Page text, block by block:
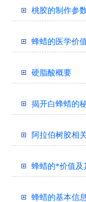
桃胶的制作参
蜂蜡的医学价
硬脂酸概要
揭开白蜂蜡的
阿拉伯树胶相
蜂蜡的*价值及
蜂蜡的基本信